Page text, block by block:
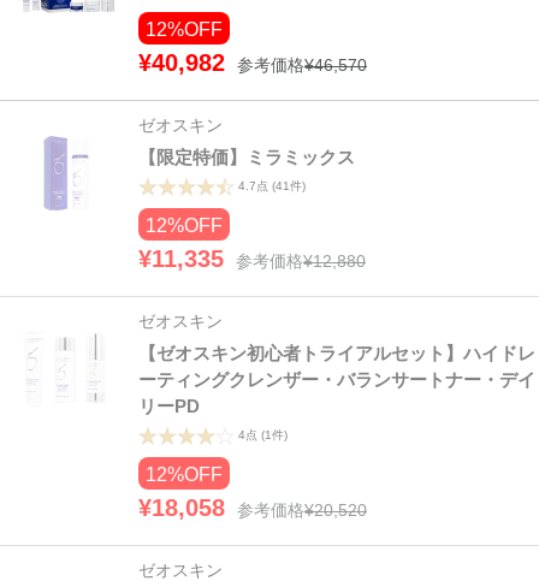
12%OFF
¥40,982 参考価格¥46,570
ゼオスキン
【限定特価】ミラミックス
4.7点 (41件)
12%OFF
¥11,335 参考価格¥12,880
ゼオスキン
【ゼオスキン初心者トライアルセット】ハイドレ
ーティングクレンザー・バランサートナー・デイ
リーPD
4点 (1件)
12%OFF
¥18,058 参考価格¥20,520
ゼオスキン